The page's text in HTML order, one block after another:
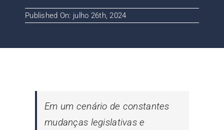
Published On: julho 26th, 2024
Em um cenário de constantes
mudanças legislativas e